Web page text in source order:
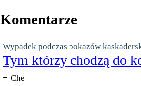
Komentarze
Wypadek podczas pokazów
Tym którzy chodzą do
- Che